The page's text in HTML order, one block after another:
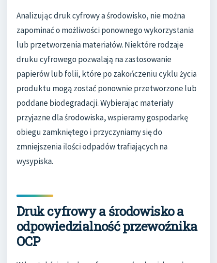
Analizując druk cyfrowy a środowisko, nie można
zapominać o możliwości ponownego wykorzystania
lub przetworzenia materiałów. Niektóre rodzaje
druku cyfrowego pozwalają na zastosowanie
papierów lub folii, które po zakończeniu cyklu życia
produktu mogą zostać ponownie przetworzone lub
poddane biodegradacji. Wybierając materiały
przyjazne dla środowiska, wspieramy gospodarkę
obiegu zamkniętego i przyczyniamy się do
zmniejszenia ilości odpadów trafiających na
wysypiska.
Druk cyfrowy a środowisko a
odpowiedzialność przewoźnika
OCP